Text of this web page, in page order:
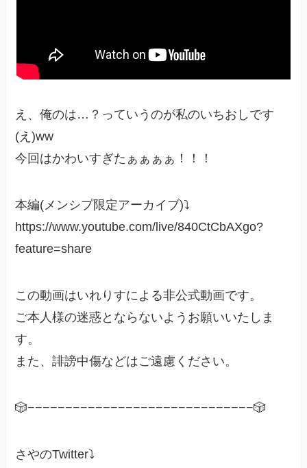
え、俺のは…？っていうのが私のいちおしです
(え)ww
今回はかわいすぎたぁぁぁぁ！！！
本編(メンシプ限定アーカイブ)⤵
https://www.youtube.com/live/840CtCbAXgo?
feature=share
この動画はいれりすによる非公式動画です。
ご本人様の迷惑とならないようお願いいたしま
す。
また、誹謗中傷などはご遠慮ください。
🎲−−−−−−−−−−−−−−−−−−−−−−−−−−−−−−🎲
さやのTwitter⤵